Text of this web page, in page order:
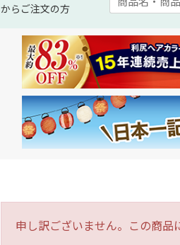
からご注文の方
申し訳ございません。この商品